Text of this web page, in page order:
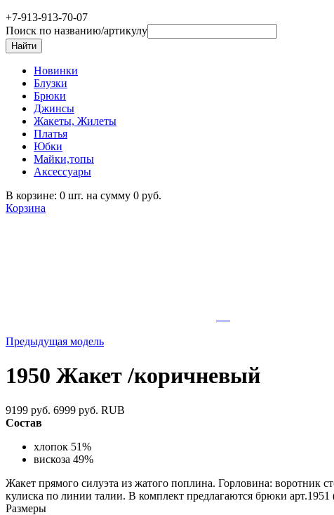
+7-913-913-70-07
Поиск по названию/артикулу
Новинки
Блузки
Брюки
Джинсы
Жакеты, Жилеты
Платья
Юбки
Майки,топы
Аксессуары
В корзине: 0 шт. на сумму 0 руб.
Корзина
Предыдущая модель
1950 Жакет /коричневый
9199 руб. 6999 руб. RUB
Состав
хлопок 51%
вискоза 49%
Жакет прямого силуэта из жатого поплина. Горловина: воротник
кулиска по линии талии. В комплект предлагаются брюки арт.1951
Размеры